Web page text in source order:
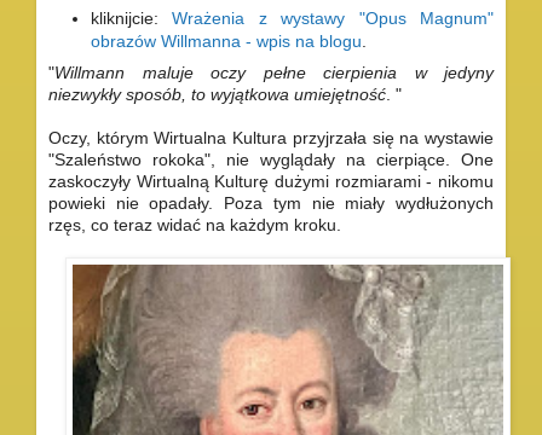
kliknijcie:Wrażenia z wystawy "Opus Magnum"
obrazów Willmanna - wpis na blogu
"Willmann maluje oczy pełne cierpienia w jedyny
niezwykły sposób, to wyjątkowa umiejętność "
Oczy, którym Wirtualna Kultura przyjrzała się na wystawie
"Szaleństwo rokoka", nie wyglądały na cierpiące. One
zaskoczyły Wirtualną Kulturę dużymi rozmiarami - nikomu
powieki nie opadały. Poza tym nie miały wydłużonych
rzęs, co teraz widać na każdym kroku.